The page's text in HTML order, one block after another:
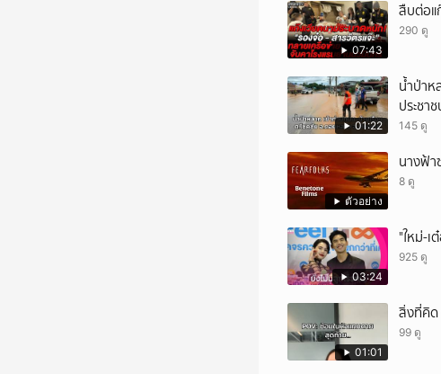
07:43
สืบต่อแ
290 ดู
01:22
น้ำป่าห
ประชา
145 ดู
ตัวอย่าง
นางฟ้
8 ดู
03:24
"ใหม่-เ
925 ดู
01:01
สิ่งที่คิด
99 ดู